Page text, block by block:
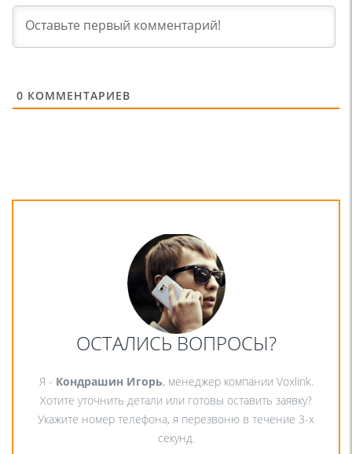
0 КОММЕНТАРИЕВ
ОСТАЛИСЬ ВОПРОСЫ?
Я - Кондрашин Игорь, менеджер компании Voxlink.
Хотите уточнить детали или готовы оставить заявку?
Укажите номер телефона, я перезвоню в течение 3-х
секунд.